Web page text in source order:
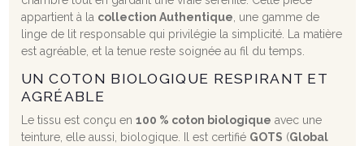
appartient à la collection Authentique, une gamme de
linge de lit responsable qui privilégie la simplicité. La matière
est agréable, et la tenue reste soignée au fil du temps.
UN COTON BIOLOGIQUE RESPIRANT ET
AGRÉABLE
Le tissu est conçu en 100 % coton biologique avec une
teinture, elle aussi, biologique. Il est certifié GOTS (Global